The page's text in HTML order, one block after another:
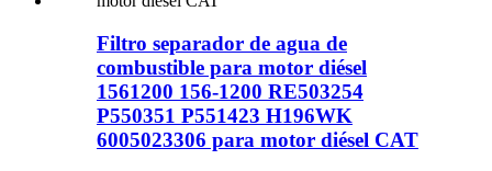
Filtro separador de agua de
combustible para motor diésel
1561200 156-1200 RE503254
P550351 P551423 H196WK
6005023306 para motor diésel CAT